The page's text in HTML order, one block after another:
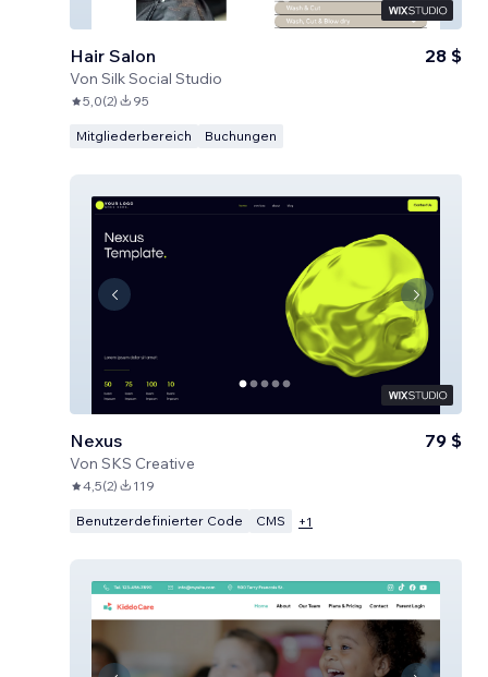
Hair Salon
Von Silk Social Studio
28 $
5,0(2) 95
Mitgliederbereich Buchungen
Nexus
Von SKS Creative
79 $
4,5(2) 119
Benutzerdefinierter Code CMS +1